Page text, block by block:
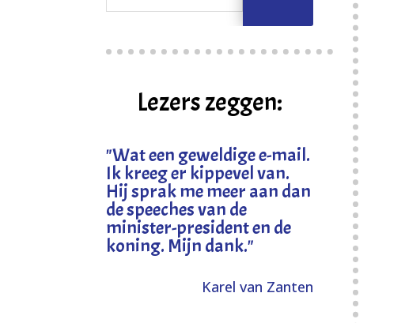
Lezers zeggen:
"Wat een geweldige e-mail.
Ik kreeg er kippevel van.
Hij sprak me meer aan dan
de speeches van de
minister-president en de
koning. Mijn dank."
Karel van Zanten